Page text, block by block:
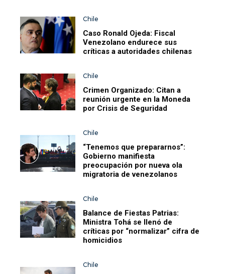
Chile
Caso Ronald Ojeda: Fiscal
Venezolano endurece sus
críticas a autoridades chilenas
Chile
Crimen Organizado: Citan a
reunión urgente en la Moneda
por Crisis de Seguridad
Chile
“Tenemos que prepararnos”:
Gobierno manifiesta
preocupación por nueva ola
migratoria de venezolanos
Chile
Balance de Fiestas Patrias:
Ministra Tohá se llenó de
críticas por “normalizar” cifra de
homicidios
Chile